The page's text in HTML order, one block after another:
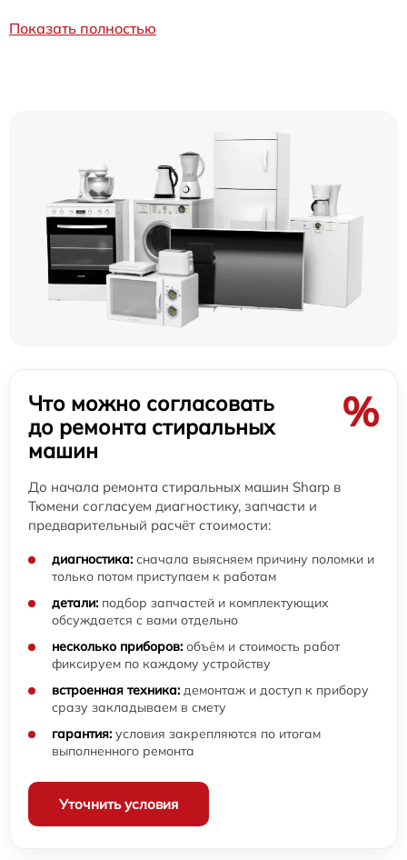
Показать полностью
Что можно согласовать
до ремонта стиральных
машин
%
До начала ремонта стиральных машин Sharp в
Тюмени согласуем диагностику, запчасти и
предварительный расчёт стоимости:
диагностика: сначала выясняем причину поломки и
только потом приступаем к работам
детали: подбор запчастей и комплектующих
обсуждается с вами отдельно
несколько приборов: объём и стоимость работ
фиксируем по каждому устройству
встроенная техника: демонтаж и доступ к прибору
сразу закладываем в смету
гарантия: условия закрепляются по итогам
выполненного ремонта
Уточнить условия